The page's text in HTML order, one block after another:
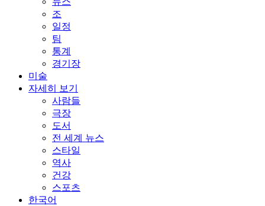
조
일정
팀
통계
경기장
미술
자세히 보기
사람들
극장
도서
전 세계 뉴스
스타일
역사
건강
스포츠
한국어